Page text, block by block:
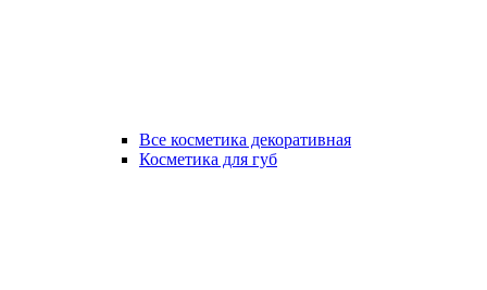
Все косметика декоративная
Косметика для губ